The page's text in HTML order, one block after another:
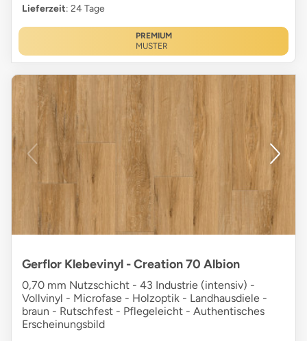
Lieferzeit: 24 Tage
PREMIUM
MUSTER
Gerflor Klebevinyl - Creation 70 Albion
0,70 mm Nutzschicht - 43 Industrie (intensiv) -
Vollvinyl - Microfase - Holzoptik - Landhausdiele -
braun - Rutschfest - Pflegeleicht - Authentisches
Erscheinungsbild